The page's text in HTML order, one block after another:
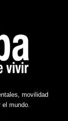
movilidad
el mundo.